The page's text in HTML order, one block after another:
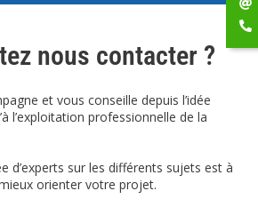
nous contacter ?
et vous conseille depuis l’idée
l’exploitation professionnelle de la
d’experts sur les différents sujets est à
orienter votre projet.